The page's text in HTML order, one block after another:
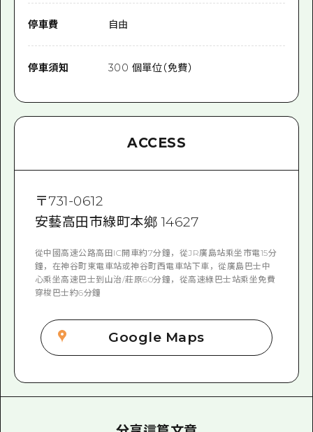
停車費 自由
停車須知 300 個單位（免費）
ACCESS
〒731-0612
安藝高田市綠町本鄉 14627
從中國高速公路高田IC開車約7分鐘，從JR廣島站乘坐市電15分
鐘，在神谷町東電車站或神谷町西電車站下車，從廣島巴士中
心乘坐高速巴士到山治/莊原60分鐘，從高速綠巴士站乘坐免費
穿梭巴士約6分鐘
Google Maps